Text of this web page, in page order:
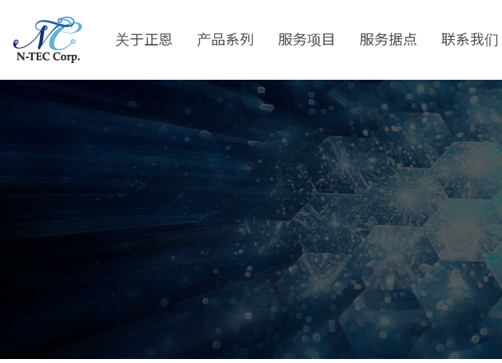
main
content
关于正恩 产品系列 服务项目 服务据点 联系我们